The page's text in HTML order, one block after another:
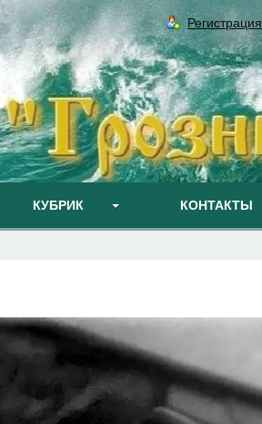
Регистрация
КУБРИК КОНТАКТЫ